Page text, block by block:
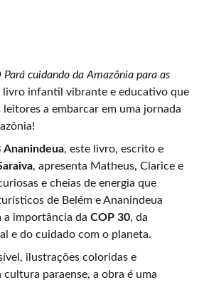
Pará cuidando da Amazônia para as
livro infantil vibrante e educativo que
a embarcar em uma jornada
Ananindeua, este livro, escrito e
, apresenta Matheus, Clarice e
e cheias de energia que
de Belém e Ananindeua
a importância da COP 30, da
e do cuidado com o planeta.
ilustrações coloridas e
cultura paraense, a obra é uma